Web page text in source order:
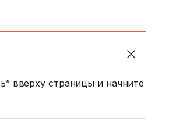
вверху страницы и начните